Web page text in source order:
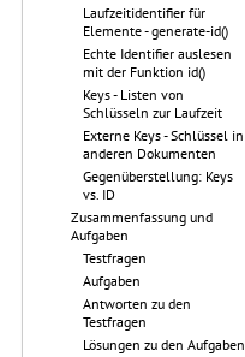
Laufzeitidentifier für
Elemente - generate-id()
Echte Identifier auslesen
mit der Funktion id()
Keys - Listen von
Schlüsseln zur Laufzeit
Externe Keys - Schlüssel in
anderen Dokumenten
Gegenüberstellung: Keys
vs. ID
Zusammenfassung und
Aufgaben
Testfragen
Aufgaben
Antworten zu den
Testfragen
Lösungen zu den Aufgaben